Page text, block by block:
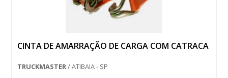
CINTA DE AMARRAÇÃO DE CARGA COM CATRACA
TRUCKMASTER/ ATIBAIA - SP